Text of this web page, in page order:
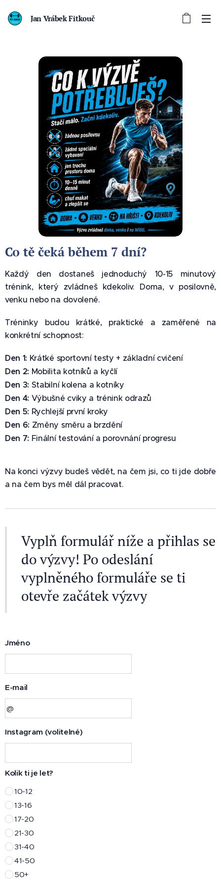
Jan Vrábek Fitkouč
Co tě čeká během 7 dní? 📅
Každý den dostaneš jednoduchý 10-15 minutový
trénink, který zvládneš kdekoliv. Doma, v posilovně,
venku nebo na dovolené.
Tréninky budou krátké, praktické a zaměřené na
konkrétní schopnost:
Den 1: Krátké sportovní testy + základní cvičení🧪
Den 2: Mobilita kotníků a kyčlí 🦵
Den 3: Stabilní kolena a kotníky 🛡️
Den 4: Výbušné cviky a trénink odrazů 💥
Den 5: Rychlejší první kroky ⚡
Den 6: Změny směru a brzdění 🔁
Den 7: Finální testování a porovnání progresu 🏆
Na konci výzvy budeš vědět, na čem jsi, co ti jde dobře
a na čem bys měl dál pracovat.
Vyplň formulář níže a přihlas se
do výzvy! Po odeslání
vyplněného formuláře se ti
otevře začátek výzvy
Jméno
E-mail
Instagram (volitelné)
Kolik ti je let?
10-12
13-16
17-20
21-30
31-40
41-50
50+